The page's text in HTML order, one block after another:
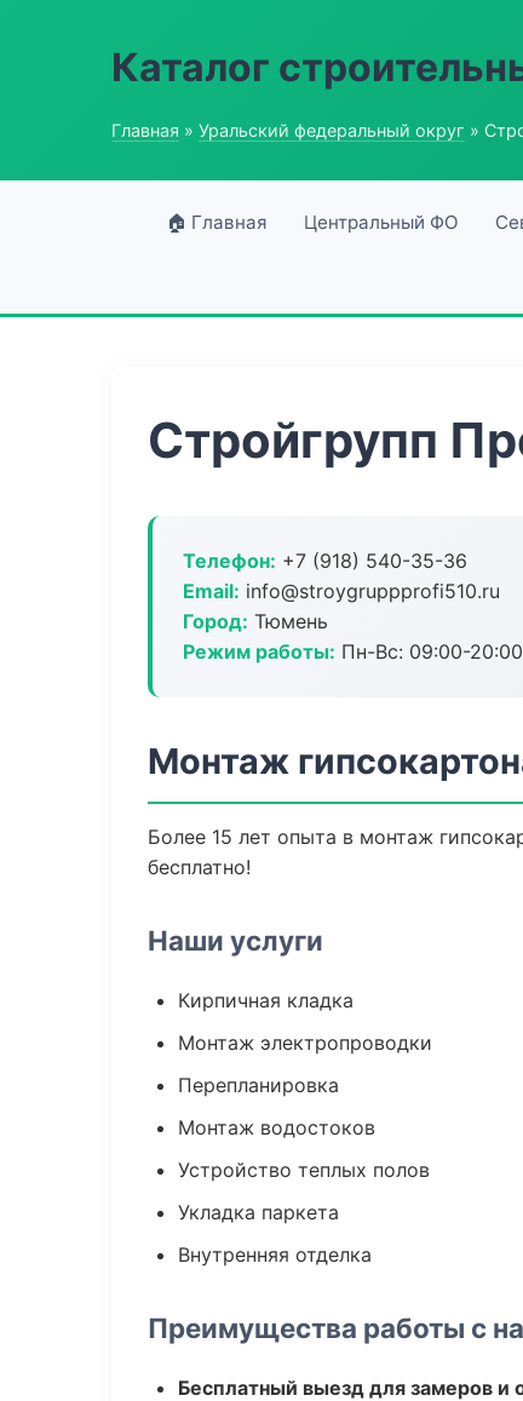
Каталог
Главная » Уральский федеральный округ »
🏠 Главная Центральный ФО
Стройгрупп
Телефон: +7 (918) 540-35-36
Email: info@stroygruppprofi510.ru
Город: Тюмень
Режим работы: Пн-Вс: 09:00-20:00
Монтаж
Более 15 лет опыта в монтаж
бесплатно!
Наши услуги
Кирпичная кладка
Монтаж электропроводки
Перепланировка
Монтаж водостоков
Устройство теплых полов
Укладка паркета
Внутренняя отделка
Преимущества работы с
Бесплатный выезд для замеров и